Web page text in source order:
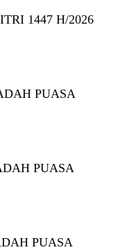
1447 H/2026
PUASA
PUASA
PUASA